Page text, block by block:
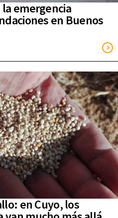
emergencia
en Buenos
en Cuyo, los